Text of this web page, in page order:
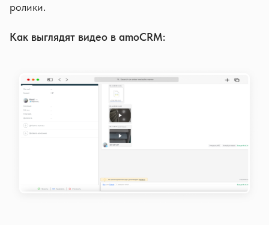
ролики.
Как выглядят видео в amoCRM: